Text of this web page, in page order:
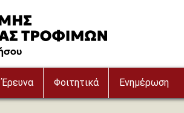
Έρευνα Φοιτητικά Ενημέρωση